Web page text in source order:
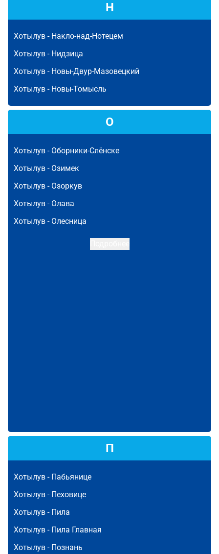
Н
Хотылув - Накло-над-Нотецем
Хотылув - Нидзица
Хотылув - Новы-Двур-Мазовецкий
Хотылув - Новы-Томысль
О
Хотылув - Оборники-Слёнске
Хотылув - Озимек
Хотылув - Озоркув
Хотылув - Олава
Хотылув - Олесница
П
Хотылув - Пабьянице
Хотылув - Пеховице
Хотылув - Пила
Хотылув - Пила Главная
Хотылув - Познань